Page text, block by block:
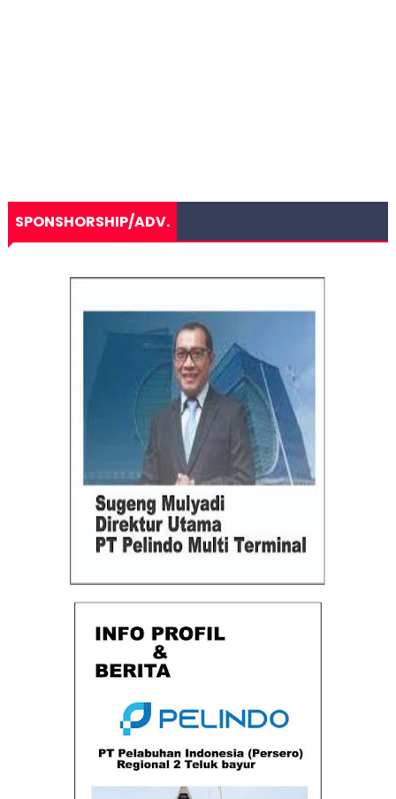
SPONSHORSHIP/ADV.